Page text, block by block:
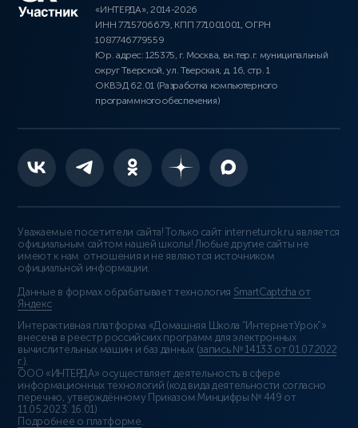
«ИНТЕРДА», 2014-2026
ИНН 7715706679, КПП 771001001, ОГРН
1087746779559
Юр. адрес: 125375, г. Москва, вн.тер.г. муниципальный
округ Тверской, ул. Тверская, д. 16, стр. 1
ОКВЭД 62.01 (Разработка компьютерного
программного обеспечения)
Уважаемые посетители сайта! Только сайт interneturok.ru является
официальным сайтом нашей школы! Любые другие сайты не
имеют к нам отношения и не являются источником
официальной информации.
Данные в формах обрабатывает технология SmartCaptcha от
Яндекс
Интерактивная платформа «Домашняя Школа “ИнтернетУрок”»
внесена в реестр российских программ для электронных
вычислительных машин и баз данных (запись № 14133 от 01.07.2022
г.).
ООО «ИНТЕРДА» осуществляет деятельность в сфере
информационных технологий (код вида деятельности согласно
перечню, утверждённому Приказом Минцифры № 449 от
11.05.2023: 16.01)
Подробнее о платформе.